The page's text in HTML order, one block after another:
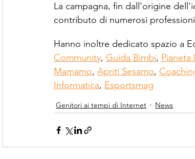
La campagna, fin dall'origine
contributo di numerosi
Hanno inoltre dedicato spazio a
Community, Guida Bimbi, Pianeta
Mamamo, Apriti Sesamo,
Informatica, Esportsmag
Genitori ai tempi di Internet News